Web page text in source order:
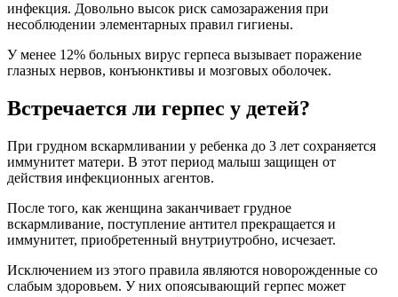
инфекция. Довольно высок риск самозаражения при
несоблюдении элементарных правил гигиены.
У менее 12% больных вирус герпеса вызывает поражение
глазных нервов, конъюнктивы и мозговых оболочек.
Встречается ли герпес у детей?
При грудном вскармливании у ребенка до 3 лет сохраняется
иммунитет матери. В этот период малыш защищен от
действия инфекционных агентов.
После того, как женщина заканчивает грудное
вскармливание, поступление антител прекращается и
иммунитет, приобретенный внутриутробно, исчезает.
Исключением из этого правила являются новорожденные со
слабым здоровьем. У них опоясывающий герпес может